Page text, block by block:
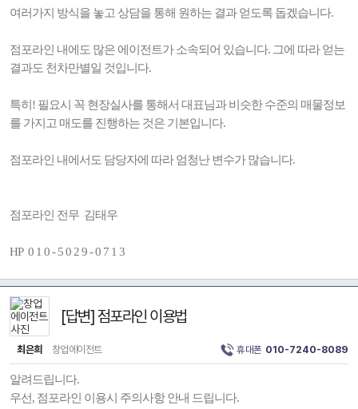
여러가지 방식을 놓고 상담을 통해 원하는 결과 얻도록 돕겠습니다.
점포라인 내에도 많은 에이전트가 소속되어 있습니다. 그에 따라 얻는
결과도 천차만별일 것입니다.
특히! 필요시 꼭 현장실사를 통해서 대표님과 비슷한 수준의 매물정보
를 가지고 매도를 진행하는 것은 기본입니다.
점포라인 내에서도 담당자에 따라 엄청난 변수가 많습니다.
점포라인 전무 김태우
HP 0 1 0 - 5 0 2 9 - 0 7 1 3
[답변] 점포라인 이용법
최은희 창업에이전트 휴대폰 010-7240-8089
알려드립니다.
우선, 점포라인 이용시 주의사항 안내 드립니다.